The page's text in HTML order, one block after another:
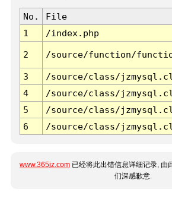
No. File
1
/index.php
2 /source/function/
3 /source/class/
4
/source/class/
5
/source/class/
6
/source/class/
www.365jz.com 已经将此出错信息详细记录, 由
们深感歉意.